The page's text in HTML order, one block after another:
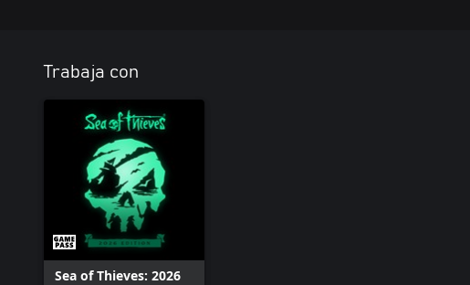
Trabaja con
Sea of Thieves: 2026